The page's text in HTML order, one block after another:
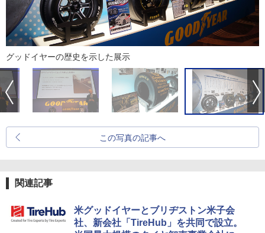
グッドイヤーの歴史を示した展示
この写真の記事へ
関連記事
米グッドイヤーとブリヂストン米子会
社、新会社「TireHub」を共同で設立。